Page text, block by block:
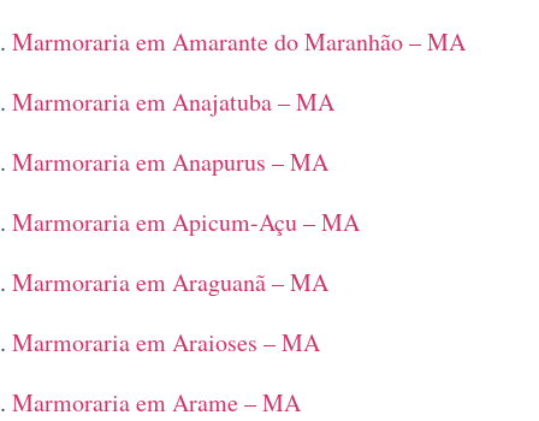
Marmoraria em Amarante do Maranhão – MA
Marmoraria em Anajatuba – MA
Marmoraria em Anapurus – MA
Marmoraria em Apicum-Açu – MA
Marmoraria em Araguanã – MA
Marmoraria em Araioses – MA
Marmoraria em Arame – MA